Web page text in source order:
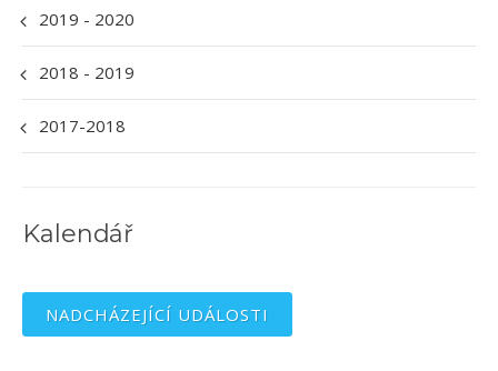
2019 - 2020
2018 - 2019
2017-2018
Kalendář
NADCHÁZEJÍCÍ UDÁLOSTI